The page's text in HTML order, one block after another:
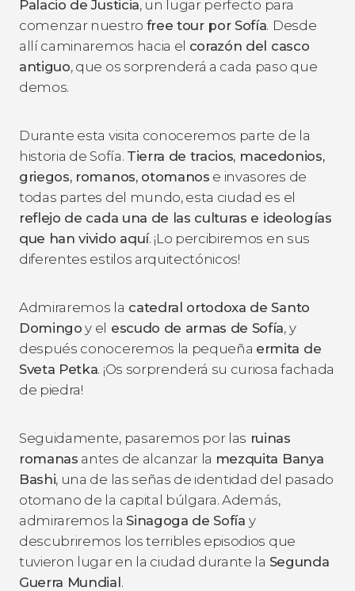
Palacio de Justicia, un lugar perfecto para
comenzar nuestro free tour por Sofía. Desde
allí caminaremos hacia el corazón del casco
antiguo, que os sorprenderá a cada paso que
demos.
Durante esta visita conoceremos parte de la
historia de Sofía. Tierra de tracios, macedonios,
griegos, romanos, otomanos e invasores de
todas partes del mundo, esta ciudad es el
reflejo de cada una de las culturas e ideologías
que han vivido aquí. ¡Lo percibiremos en sus
diferentes estilos arquitectónicos!
Admiraremos la catedral ortodoxa de Santo
Domingo y el escudo de armas de Sofía, y
después conoceremos la pequeña ermita de
Sveta Petka. ¡Os sorprenderá su curiosa fachada
de piedra!
Seguidamente, pasaremos por las ruinas
romanas antes de alcanzar la mezquita Banya
Bashi, una de las señas de identidad del pasado
otomano de la capital búlgara. Además,
admiraremos la Sinagoga de Sofíay
descubriremos los terribles episodios que
tuvieron lugar en la ciudad durante la Segunda
Guerra Mundial.